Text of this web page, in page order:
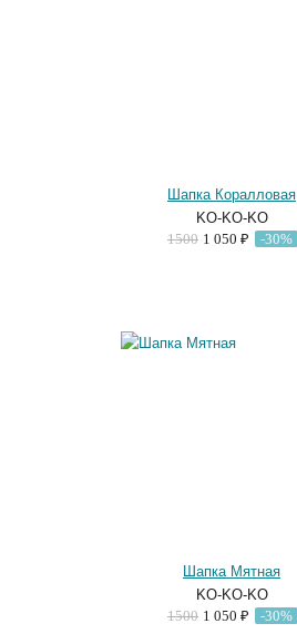
Шапка Коралловая
KO-KO-KO
1500 1 050 ₽ -30%
Шапка Мятная
KO-KO-KO
1500 1 050 ₽ -30%